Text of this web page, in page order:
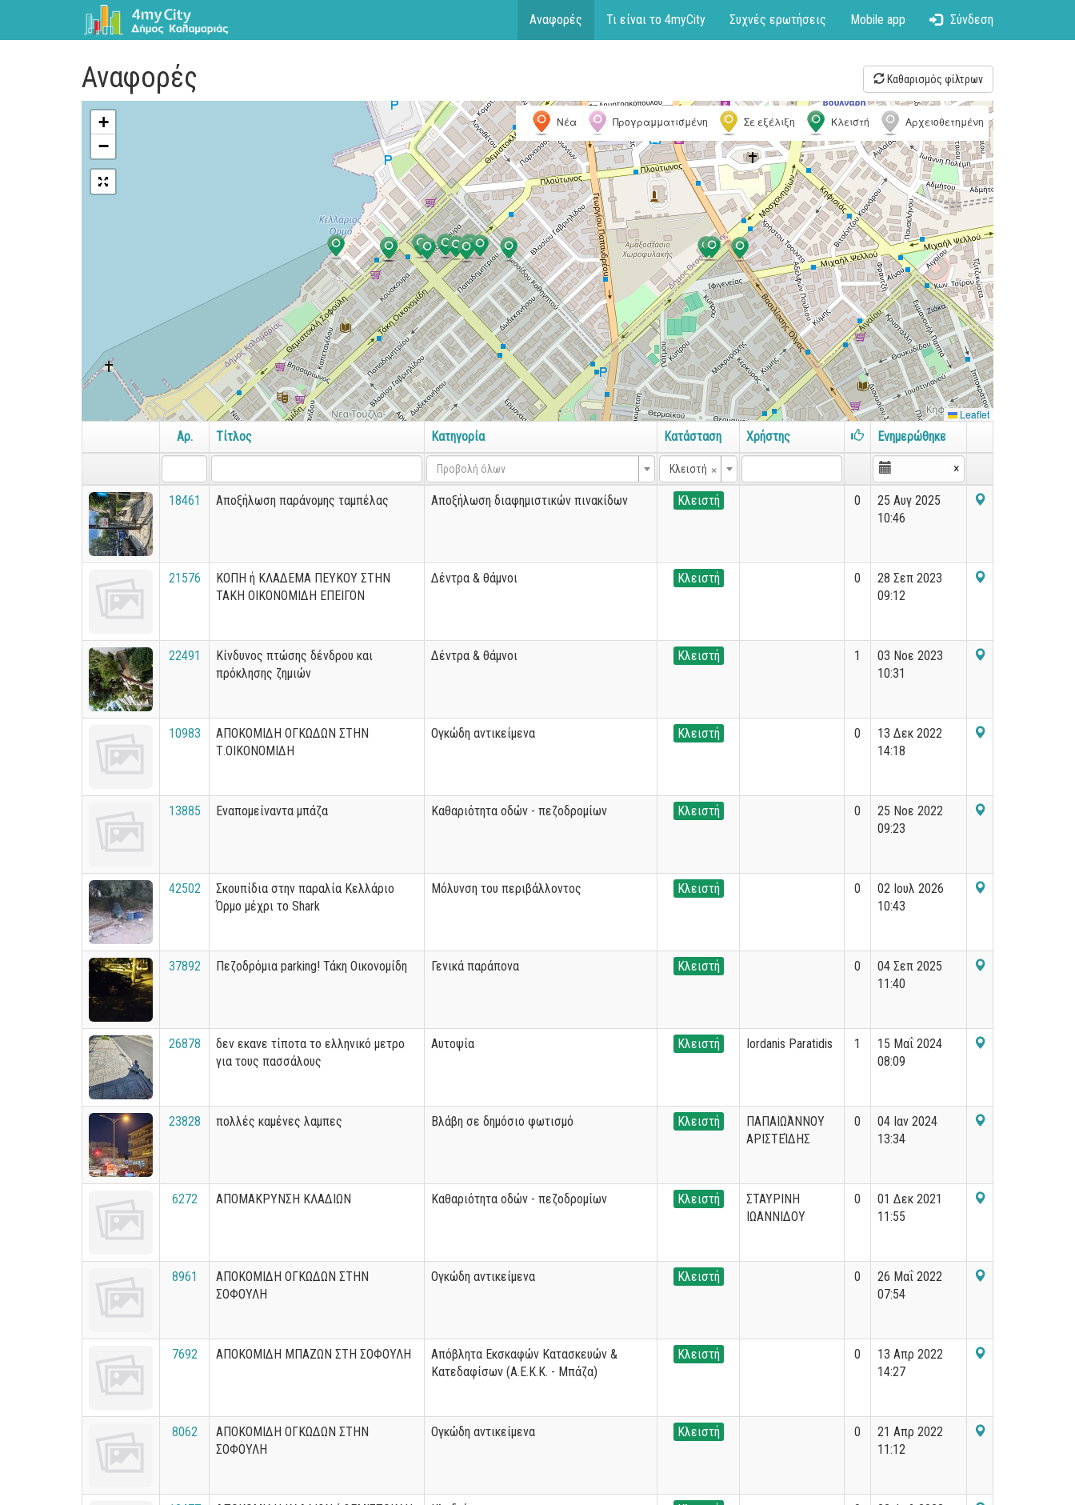
Αναφορές Τι είναι το 4myCity Συχνές ερωτήσεις Mobile app Σύνδεση
Αναφορές Καθαρισμός φίλτρων
+
−
Νέα Προγραμματισμένη Σε εξέλιξη Κλειστή Αρχειοθετημένη
Leaflet
Αρ. Τίτλος Κατηγορία Κατάσταση Χρήστης Ενημερώθηκε
Προβολή όλων ×
Κλειστή ×
18461 Αποξήλωση παράνομης ταμπέλας Αποξήλωση διαφημιστικών πινακίδων Κλειστή 0
25 Αυγ 2025
10:46
21576
ΚΟΠΗ ή ΚΛΑΔΕΜΑ ΠΕΥΚΟΥ ΣΤΗΝ
ΤΑΚΗ ΟΙΚΟΝΟΜΙΔΗ ΕΠΕΙΓΟΝ
Δέντρα & θάμνοι Κλειστή 0
28 Σεπ 2023
09:12
22491
Κίνδυνος πτώσης δένδρου και
πρόκλησης ζημιών
Δέντρα & θάμνοι Κλειστή 1
03 Νοε 2023
10:31
10983
ΑΠΟΚΟΜΙΔΗ ΟΓΚΩΔΩΝ ΣΤΗΝ
Τ.ΟΙΚΟΝΟΜΙΔΗ
Ογκώδη αντικείμενα Κλειστή 0
13 Δεκ 2022
14:18
13885 Εναπομείναντα μπάζα Καθαριότητα οδών - πεζοδρομίων Κλειστή 0
25 Νοε 2022
09:23
42502
Σκουπίδια στην παραλία Κελλάριο
Όρμο μέχρι το Shark
Μόλυνση του περιβάλλοντος Κλειστή 0
02 Ιουλ 2026
10:43
37892 Πεζοδρόμια parking! Τάκη Οικονομίδη Γενικά παράπονα Κλειστή 0
04 Σεπ 2025
11:40
26878
δεν εκανε τίποτα το ελληνικό μετρο
για τους πασσάλους
Αυτοψία Κλειστή Iordanis Paratidis 1
15 Μαΐ 2024
08:09
23828 πολλές καμένες λαμπες Βλάβη σε δημόσιο φωτισμό Κλειστή
ΠΑΠΑΙΩΆΝΝΟΥ
ΑΡΙΣΤΕΊΔΗΣ
0
04 Ιαν 2024
13:34
6272 ΑΠΟΜΑΚΡΥΝΣΗ ΚΛΑΔΙΩΝ Καθαριότητα οδών - πεζοδρομίων Κλειστή
ΣΤΑΥΡΙΝΗ
ΙΩΑΝΝΙΔΟΥ
0
01 Δεκ 2021
11:55
8961
ΑΠΟΚΟΜΙΔΗ ΟΓΚΩΔΩΝ ΣΤΗΝ
ΣΟΦΟΥΛΗ
Ογκώδη αντικείμενα Κλειστή 0
26 Μαΐ 2022
07:54
7692 ΑΠΟΚΟΜΙΔΗ ΜΠΑΖΩΝ ΣΤΗ ΣΟΦΟΥΛΗ
Απόβλητα Εκσκαφών Κατασκευών &
Κατεδαφίσων (Α.Ε.Κ.Κ. - Μπάζα)
Κλειστή 0
13 Απρ 2022
14:27
8062
ΑΠΟΚΟΜΙΔΗ ΟΓΚΩΔΩΝ ΣΤΗΝ
ΣΟΦΟΥΛΗ
Ογκώδη αντικείμενα Κλειστή 0
21 Απρ 2022
11:12